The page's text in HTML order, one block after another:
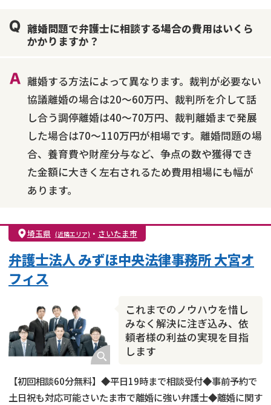
不貞・不倫慰謝料請求
国際離婚
養育費問題
財産分与
離婚問題で弁護士に相談する場合の費用はいくら
かかりますか？
離婚する方法によって異なります。裁判が必要ない
協議離婚の場合は20～60万円、裁判所を介して話
し合う調停離婚は40～70万円、裁判離婚まで発展
した場合は70～110万円が相場です。離婚問題の場
合、養育費や財産分与など、争点の数や獲得でき
た金額に大きく左右されるため費用相場にも幅が
あります。
埼玉県 (近隣エリア) ・ さいたま市
これまでのノウハウを惜し
みなく解決に注ぎ込み、依
頼者様の利益の実現を目指
します
弁護士法人 みずほ中央法律事務所 大宮オ
フィス
【初回相談60分無料】◆平日19時まで相談受付◆事前予約で
土日祝も対応可能さいたま市で離婚に強い弁護士◆離婚に関す